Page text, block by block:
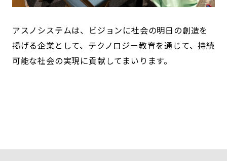
アスノシステムは、ビジョンに社会の明日の創造を
掲げる企業として、テクノロジー教育を通じて、持続
可能な社会の実現に貢献してまいります。